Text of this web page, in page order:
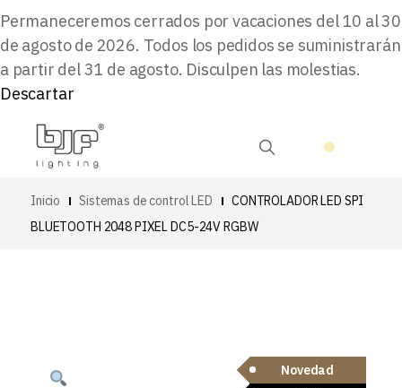
Permaneceremos cerrados por vacaciones del 10 al 30
de agosto de 2026. Todos los pedidos se suministrarán
a partir del 31 de agosto. Disculpen las molestias.
Descartar
Inicio Sistemas de control LED
CONTROLADOR LED SPI
BLUETOOTH 2048 PIXEL DC5-24V RGBW
Novedad